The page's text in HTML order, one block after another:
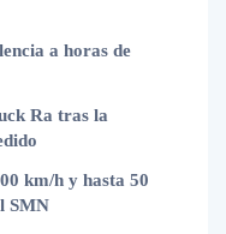
a horas de
Ra tras la
km/h y hasta 50
SMN